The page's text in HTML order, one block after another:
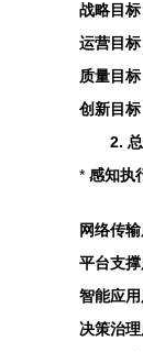
战略目标
运营目标
质量目标
创新目标
2.
* 感知执
网络传
平台支
智能应
决策治